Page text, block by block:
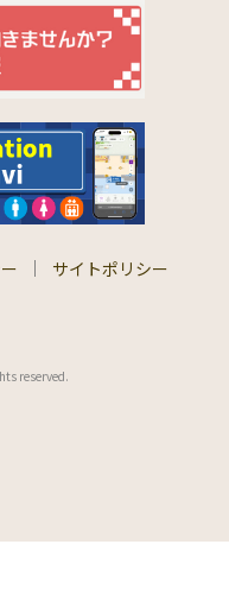
サイトポリシー
reserved.